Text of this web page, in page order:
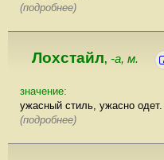
(подробнее)
Лохстайл, -а, м.
значение:
ужасный стиль, ужасно одет.
(подробнее)